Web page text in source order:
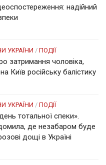
надійний
УКРАЇНИ / ПОДІЇ
затримання чоловіка,
Київ російську балістику
УКРАЇНИ / ПОДІЇ
тотальної спеки».
де незабаром буде
дощі в Україні